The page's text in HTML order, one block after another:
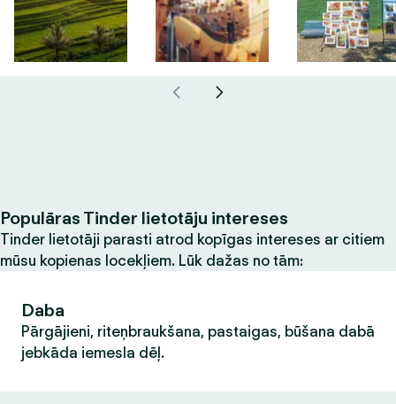
Populāras Tinder lietotāju intereses
Tinder lietotāji parasti atrod kopīgas intereses ar citiem
mūsu kopienas locekļiem. Lūk dažas no tām:
Daba
Pārgājieni, riteņbraukšana, pastaigas, būšana dabā
jebkāda iemesla dēļ.